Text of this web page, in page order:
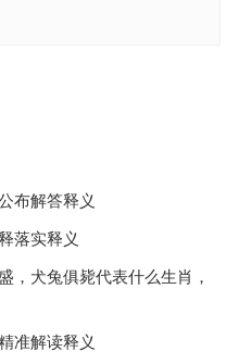
布解答释义
落实释义
，犬兔俱毙代表什么生肖，
准解读释义